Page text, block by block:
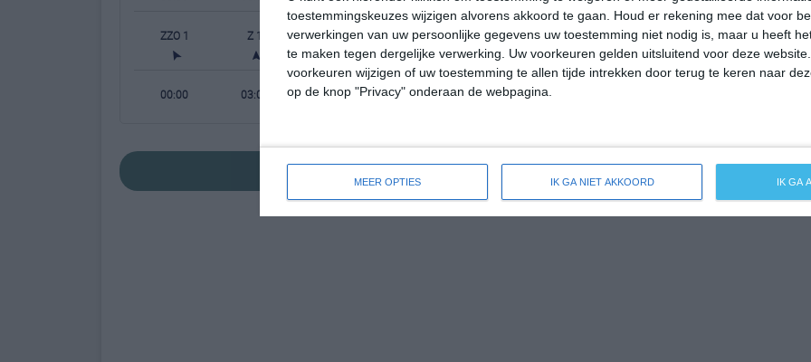
toestemmingskeuzes wijzigen alvorens akkoord te gaan.
Houd er rekening mee dat voor
verwerkingen van uw persoonlijke gegevens uw toestemming niet nodig is, maar u heeft
te maken tegen dergelijke verwerking. Uw voorkeuren gelden uitsluitend voor deze
voorkeuren wijzigen of uw toestemming te allen tijde intrekken door terug te keren naar
op de knop "Privacy" onderaan de webpagina.
MEER OPTIES IK GA NIET AKKOORD IK GA
ZZO 1 Z 1 ZZO 1 Z 1 ZZW 1 ZW 2 ZW 2 ZZW 1
00:00 03:00 06:00 09:00 12:00
bekijk de uitgebreide weersverwachting voor South Pekin